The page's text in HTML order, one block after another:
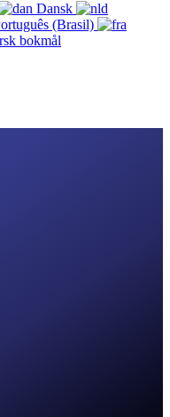
Dansk
(Brasil)
bokmål